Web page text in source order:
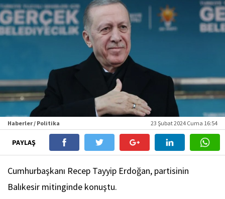
Haberler / Politika 23 Şubat 2024 Cuma 16:54
PAYLAŞ
Cumhurbaşkanı Recep Tayyip Erdoğan, partisinin
Balıkesir mitinginde konuştu.